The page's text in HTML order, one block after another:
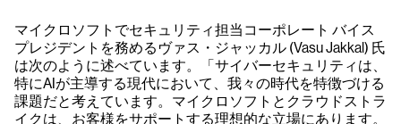
マイクロソフトでセキュリティ担当コーポレート バイス
プレジデントを務めるヴァス・ジャッカル (Vasu Jakkal) 氏
は次のように述べています。「サイバーセキュリティは、
特にAIが主導する現代において、我々の時代を特徴づける
課題だと考えています。マイクロソフトとクラウドストラ
イクは、お客様をサポートする理想的な立場にあります。